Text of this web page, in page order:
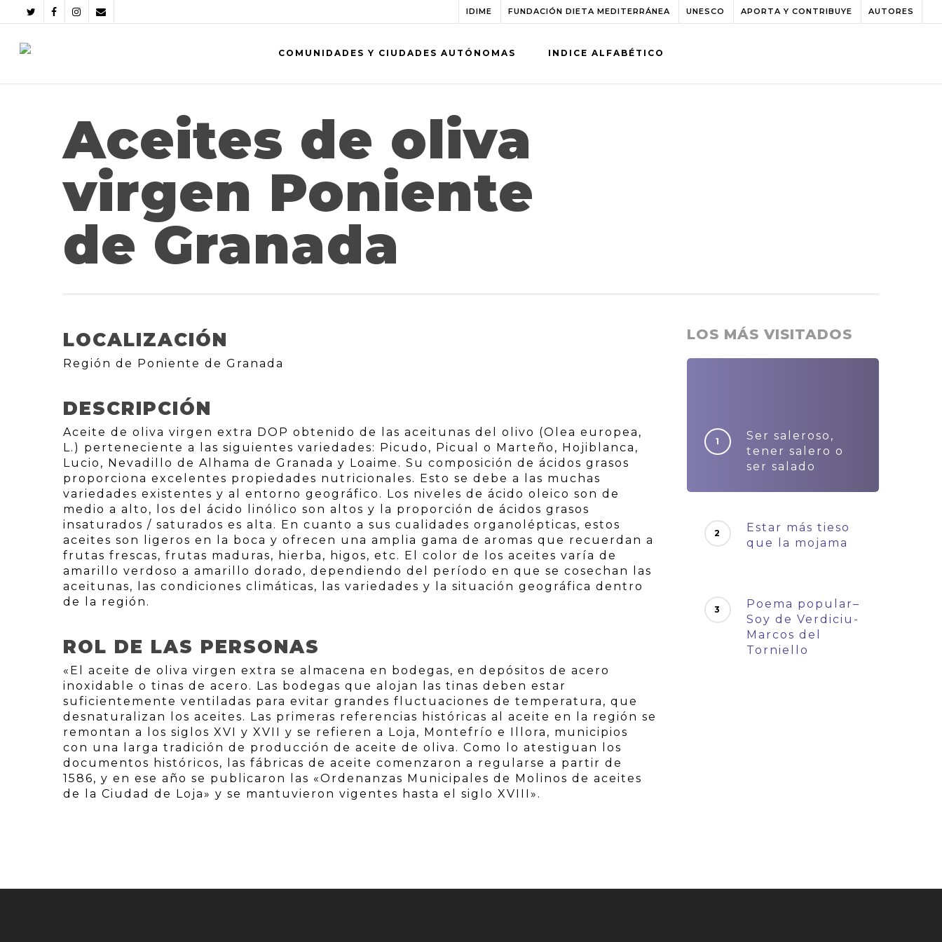
IDIME FUNDACIÓN DIETA MEDITERRÁNEA UNESCO APORTA Y CONTRIBUYE AUTORES
COMUNIDADES Y CIUDADES AUTÓNOMAS INDICE ALFABÉTICO
Aceites de oliva
virgen Poniente
de Granada
LOCALIZACIÓN
Región de Poniente de Granada
DESCRIPCIÓN
Aceite de oliva virgen extra DOP obtenido de las aceitunas del olivo (Olea europea,
L.) perteneciente a las siguientes variedades: Picudo, Picual o Marteño, Hojiblanca,
Lucio, Nevadillo de Alhama de Granada y Loaime. Su composición de ácidos grasos
proporciona excelentes propiedades nutricionales. Esto se debe a las muchas
variedades existentes y al entorno geográfico. Los niveles de ácido oleico son de
medio a alto, los del ácido linólico son altos y la proporción de ácidos grasos
insaturados / saturados es alta. En cuanto a sus cualidades organolépticas, estos
aceites son ligeros en la boca y ofrecen una amplia gama de aromas que recuerdan a
frutas frescas, frutas maduras, hierba, higos, etc. El color de los aceites varía de
amarillo verdoso a amarillo dorado, dependiendo del período en que se cosechan las
aceitunas, las condiciones climáticas, las variedades y la situación geográfica dentro
de la región.
ROL DE LAS PERSONAS
«El aceite de oliva virgen extra se almacena en bodegas, en depósitos de acero
inoxidable o tinas de acero. Las bodegas que alojan las tinas deben estar
suficientemente ventiladas para evitar grandes fluctuaciones de temperatura, que
desnaturalizan los aceites. Las primeras referencias históricas al aceite en la región se
remontan a los siglos XVI y XVII y se refieren a Loja, Montefrío e Illora, municipios
con una larga tradición de producción de aceite de oliva. Como lo atestiguan los
documentos históricos, las fábricas de aceite comenzaron a regularse a partir de
1586, y en ese año se publicaron las «Ordenanzas Municipales de Molinos de aceites
de la Ciudad de Loja» y se mantuvieron vigentes hasta el siglo XVIII».
LOS MÁS VISITADOS
Ser saleroso,
tener salero o
ser salado
Estar más tieso
que la mojama
Poema popular–
Soy de Verdiciu-
Marcos del
Torniello